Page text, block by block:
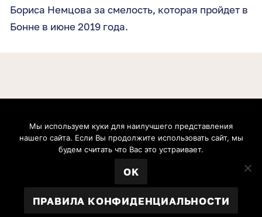
Бориса Немцова за смелость, которая пройдет в
Бонне в июне 2019 года.
Boris Nemtsov Foundation for Freedom gGmbH. Postfach 20 09 37, 53139, Bonn, Germany.
Geschäftsführer: Zhanna Nemtsova, Anna Cherednichenko. Handelsregister: Amtsgericht
Bonn (Bonn Local Court). Registernummer: HRB 21991. Umsatzsteuer-Identifikationsnummer:
DE304695069. Inhaltlich verantwortlich: Zhanna Nemtsova, Anna Cherednichenko
УСТАВ ФОНДА
ПРАВИЛА КОНФИДЕНЦИАЛЬНОСТИ
Мы используем куки для наилучшего представления
нашего сайта. Если Вы продолжите использовать сайт, мы
будем считать что Вас это устраивает.
OK
ПРАВИЛА КОНФИДЕНЦИАЛЬНОСТИ